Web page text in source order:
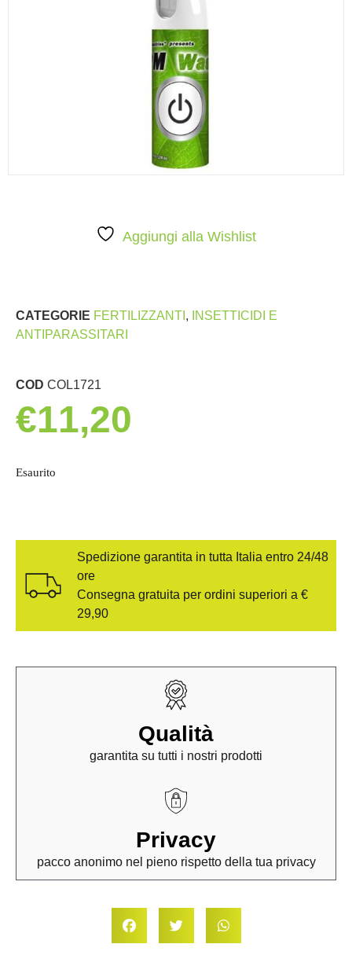
Aggiungi alla Wishlist
CATEGORIE FERTILIZZANTI ,
INSETTICIDI E
ANTIPARASSITARI
COD COL1721
€11,20
Esaurito
Spedizione garantita in tutta Italia entro 24/48
ore
Consegna gratuita per ordini superiori a €
29,90
Qualità
garantita su tutti i nostri prodotti
Privacy
pacco anonimo nel pieno rispetto della tua privacy